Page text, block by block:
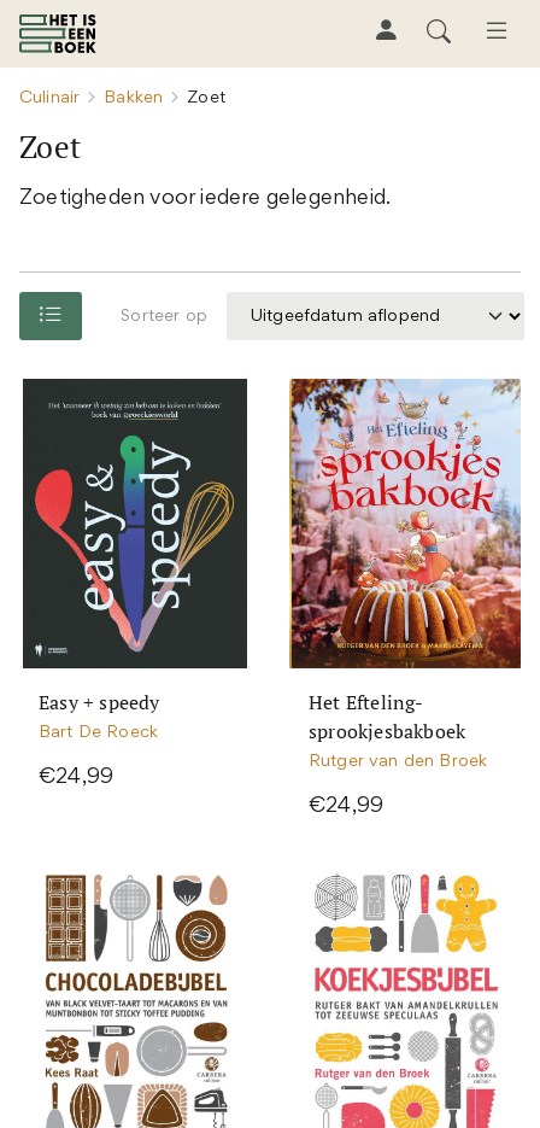
Culinair Bakken Zoet
Zoet
Zoetigheden voor iedere gelegenheid.
Sorteer op
Easy + speedy
Bart De Roeck
€24,99
Het Efteling-
sprookjesbakboek
Rutger van den Broek
€24,99